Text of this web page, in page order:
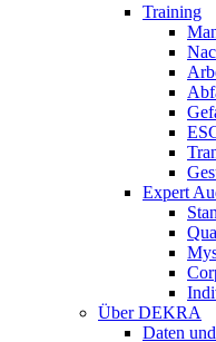
Training
Expert
Über DEKRA
Daten